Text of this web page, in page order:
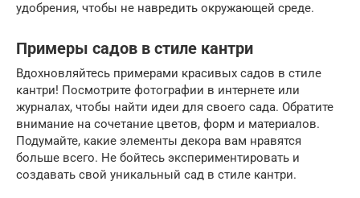
удобрения, чтобы не навредить окружающей среде.
Примеры садов в стиле кантри
Вдохновляйтесь примерами красивых садов в стиле
кантри! Посмотрите фотографии в интернете или
журналах, чтобы найти идеи для своего сада. Обратите
внимание на сочетание цветов, форм и материалов.
Подумайте, какие элементы декора вам нравятся
больше всего. Не бойтесь экспериментировать и
создавать свой уникальный сад в стиле кантри.